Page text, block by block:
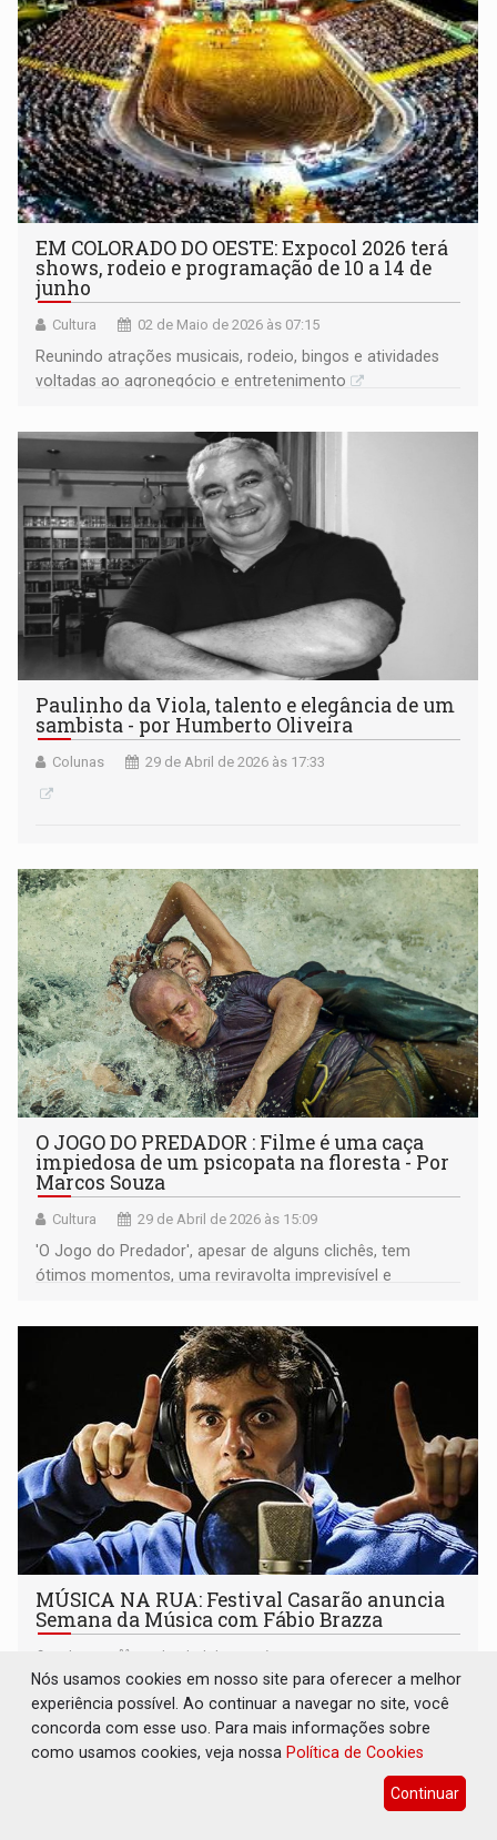
EM COLORADO DO OESTE: Expocol 2026 terá
shows, rodeio e programação de 10 a 14 de
junho
Cultura 02 de Maio de 2026 às 07:15
Reunindo atrações musicais, rodeio, bingos e atividades
voltadas ao agronegócio e entretenimento
Paulinho da Viola, talento e elegância de um
sambista - por Humberto Oliveira
Colunas 29 de Abril de 2026 às 17:33
O JOGO DO PREDADOR : Filme é uma caça
impiedosa de um psicopata na floresta - Por
Marcos Souza
Cultura 29 de Abril de 2026 às 15:09
'O Jogo do Predador', apesar de alguns clichês, tem
ótimos momentos, uma reviravolta imprevisível e
MÚSICA NA RUA: Festival Casarão anuncia
Semana da Música com Fábio Brazza
Cultura 29 de Abril de 2026 às 15:06
Programação com debates, oficinas e outras atrações
será divulgada em breve
Nós usamos cookies em nosso site para oferecer a melhor
experiência possível. Ao continuar a navegar no site, você
concorda com esse uso. Para mais informações sobre
como usamos cookies, veja nossa Política de Cookies
Continuar